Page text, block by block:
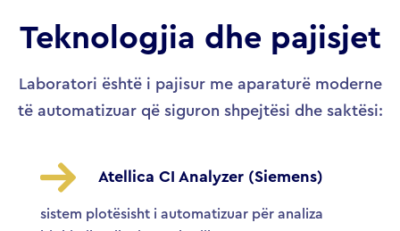
Teknologjia dhe pajisjet
Laboratori është i pajisur me aparaturë moderne
të automatizuar që siguron shpejtësi dhe saktësi:
Atellica CI Analyzer (Siemens)
sistem plotësisht i automatizuar për analiza